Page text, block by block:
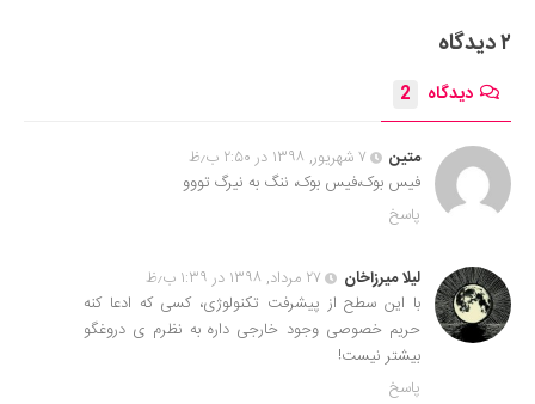
۲ دیدگاه
دیدگاه 2
متین
۷ شهریور, ۱۳۹۸ در ۲:۵۰ ب٫ظ
فیس بوک،فیس بوک، ننگ به نیرگ تووو
پاسخ
لیلا میرزاخان
۲۷ مرداد, ۱۳۹۸ در ۱:۳۹ ب٫ظ
با این سطح از پیشرفت تکنولوژی، کسی که ادعا کنه
حریم خصوصی وجود خارجی داره به نظرم ی دروغگو
بیشتر نیست!
پاسخ